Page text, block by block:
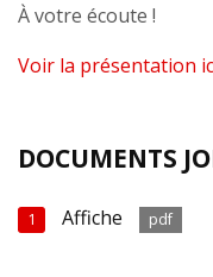
À votre écoute !
Voir la présentation
DOCUMENTS
1 Affiche pdf